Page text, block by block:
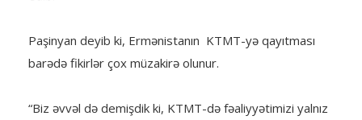
Paşinyan deyib ki, Ermənistanın KTMT-yə qayıtması
barədə fikirlər çox müzakirə olunur.
“Biz əvvəl də demişdik ki, KTMT-də fəaliyyətimizi yalnız